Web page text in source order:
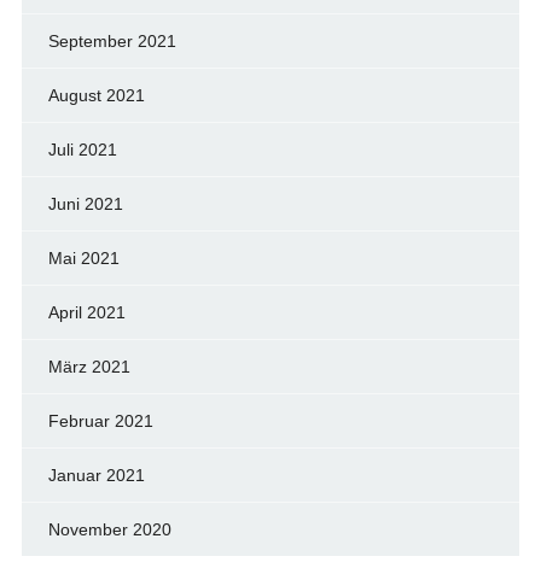
September 2021
August 2021
Juli 2021
Juni 2021
Mai 2021
April 2021
März 2021
Februar 2021
Januar 2021
November 2020